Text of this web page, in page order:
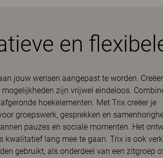
en
jouw wensen aangepast te worden.
zijn vrijwel eindeloos.
hoekelementen. Met Trix creëer je
groepswerk, gesprekken en
pauzes en sociale momenten. Het
lang mee te gaan. Trix is ook
gebruikt, als onderdeel van een zitgroep